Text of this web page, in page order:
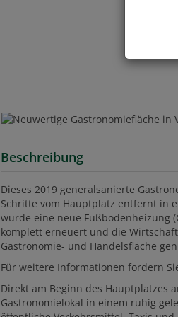
Beschreibung
Dieses 2019 generalsanierte
Schritte vom Hauptplatz entfernt in
wurde eine neue Fußbodenheizung
komplett erneuert und die
Gastronomie- und Handelsfläche
Für weitere Informationen fordern
Direkt am Beginn des Hauptplatzes
Gastronomielokal in einem ruhig